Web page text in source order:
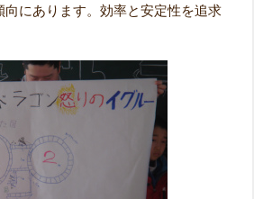
向にあります。効率と安定性を追求